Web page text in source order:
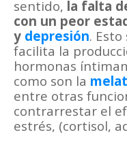
sentido, la falta
con un peor
y depresión.
facilita la
hormonas
como son la
entre otras
contrarrestar el
estrés, (cortisol,